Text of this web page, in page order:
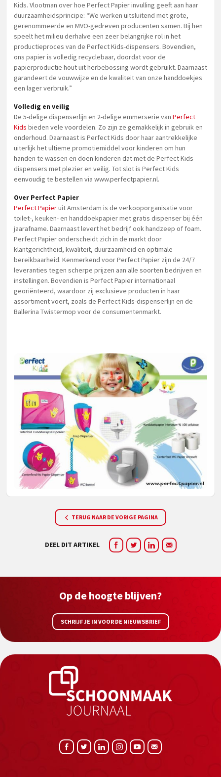
Kids. Vlootman over hoe Perfect Papier invulling geeft aan haar
duurzaamheidsprincipe: “We werken uitsluitend met grote,
gerenommeerde en MVO-gedreven producenten samen. Bij hen
speelt het milieu derhalve een zeer belangrijke rol in het
productieproces van de Perfect Kids-dispensers. Bovendien,
ons papier is volledig recyclebaar, doordat voor de
papierproductie hout uit herbebossing wordt gebruikt. Daarnaast
garandeert de vouwwijze en de kwaliteit van onze handdoekjes
een lager verbruik.”
Volledig en veilig
De 5-delige dispenserlijn en 2-delige emmerserie van Perfect
Kids bieden vele voordelen. Zo zijn ze gemakkelijk in gebruik en
onderhoud. Daarnaast is Perfect Kids door haar aantrekkelijke
uiterlijk het ultieme promotiemiddel voor kinderen om hun
handen te wassen en doen kinderen dat met de Perfect Kids-
dispensers met plezier en veilig. Tot slot is Perfect Kids
eenvoudig te bestellen via www.perfectpapier.nl.
Over Perfect Papier
Perfect Papieruit Amsterdam is de verkooporganisatie voor
toilet-, keuken- en handdoekpapier met gratis dispenser bij één
jaarafname. Daarnaast levert het bedrijf ook handzeep of foam.
Perfect Papier onderscheidt zich in de markt door
klantgerichtheid, kwaliteit, duurzaamheid en optimale
bereikbaarheid. Kenmerkend voor Perfect Papier zijn de 24/7
leveranties tegen scherpe prijzen aan alle soorten bedrijven en
instellingen. Bovendien is Perfect Papier internationaal
georiënteerd, waardoor zij exclusieve producten in haar
assortiment voert, zoals de Perfect Kids-dispenserlijn en de
Ballerina Twistermop voor de consumentenmarkt.
TERUG NAAR DE VORIGE PAGINA
DEEL DIT ARTIKEL
Op de hoogte blijven?
SCHRIJF JE IN VOOR DE NIEUWSBRIEF